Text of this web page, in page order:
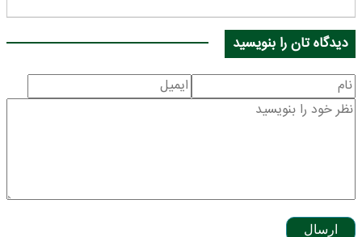
دیدگاه تان را بنویسید
ارسال